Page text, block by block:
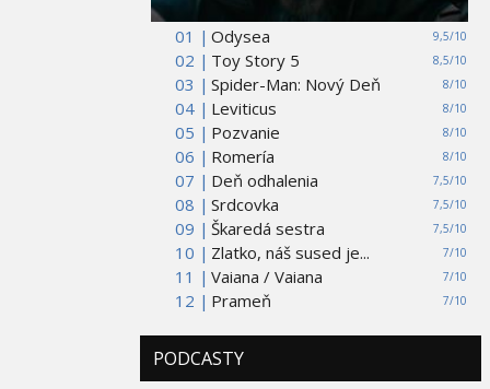
01 | 9,5/10
Odysea
02 |
8,5/10
Toy Story 5
03 |
8/10
Spider-Man: Nový Deň
04 |
8/10
Leviticus
05 |
8/10
Pozvanie
06 |
8/10
Romería
07 |
7,5/10
Deň odhalenia
08 |
7,5/10
Srdcovka
09 |
7,5/10
Škaredá sestra
10 |
7/10
Zlatko, náš sused je...
11 |
7/10
Vaiana / Vaiana
12 |
7/10
Prameň
PODCASTY